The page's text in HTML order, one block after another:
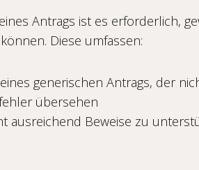
Antrags ist es erforderlich,
Diese umfassen:
generischen Antrags, der
übersehen
ausreichend Beweise zu